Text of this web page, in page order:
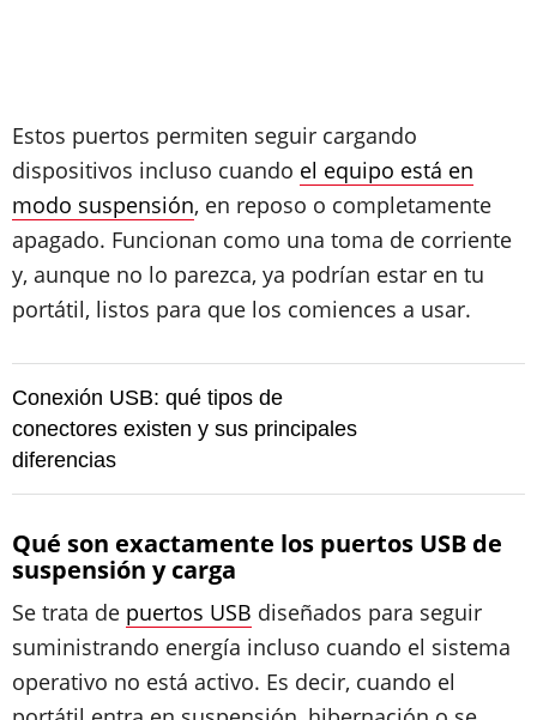
Estos puertos permiten seguir cargando
dispositivos incluso cuando el equipo está en
modo suspensión, en reposo o completamente
apagado. Funcionan como una toma de corriente
y, aunque no lo parezca, ya podrían estar en tu
portátil, listos para que los comiences a usar.
Conexión USB: qué tipos de
conectores existen y sus principales
diferencias
Qué son exactamente los puertos USB de
suspensión y carga
Se trata de puertos USB diseñados para seguir
suministrando energía incluso cuando el sistema
operativo no está activo. Es decir, cuando el